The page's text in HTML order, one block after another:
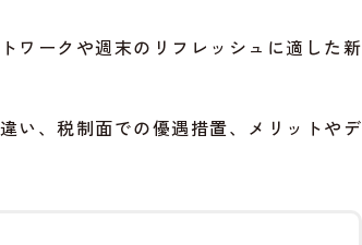
ワークや週末のリフレッシュに適した新
い、税制面での優遇措置、メリットやデ